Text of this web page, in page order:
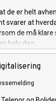
de er helt
svarer at
de må klare
halv dag.